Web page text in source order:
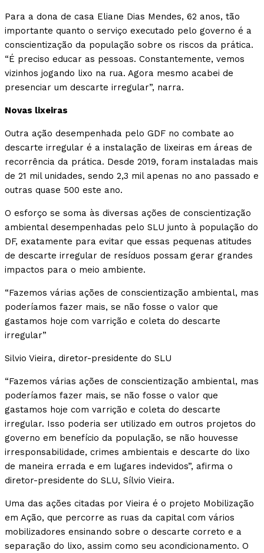
Para a dona de casa Eliane Dias Mendes, 62 anos, tão
importante quanto o serviço executado pelo governo é a
conscientização da população sobre os riscos da prática.
“É preciso educar as pessoas. Constantemente, vemos
vizinhos jogando lixo na rua. Agora mesmo acabei de
presenciar um descarte irregular”, narra.
Novas lixeiras
Outra ação desempenhada pelo GDF no combate ao
descarte irregular é a instalação de lixeiras em áreas de
recorrência da prática. Desde 2019, foram instaladas mais
de 21 mil unidades, sendo 2,3 mil apenas no ano passado e
outras quase 500 este ano.
O esforço se soma às diversas ações de conscientização
ambiental desempenhadas pelo SLU junto à população do
DF, exatamente para evitar que essas pequenas atitudes
de descarte irregular de resíduos possam gerar grandes
impactos para o meio ambiente.
“Fazemos várias ações de conscientização ambiental, mas
poderíamos fazer mais, se não fosse o valor que
gastamos hoje com varrição e coleta do descarte
irregular”
Silvio Vieira, diretor-presidente do SLU
“Fazemos várias ações de conscientização ambiental, mas
poderíamos fazer mais, se não fosse o valor que
gastamos hoje com varrição e coleta do descarte
irregular. Isso poderia ser utilizado em outros projetos do
governo em benefício da população, se não houvesse
irresponsabilidade, crimes ambientais e descarte do lixo
de maneira errada e em lugares indevidos”, afirma o
diretor-presidente do SLU, Sílvio Vieira.
Uma das ações citadas por Vieira é o projeto Mobilização
em Ação, que percorre as ruas da capital com vários
mobilizadores ensinando sobre o descarte correto e a
separação do lixo, assim como seu acondicionamento. O